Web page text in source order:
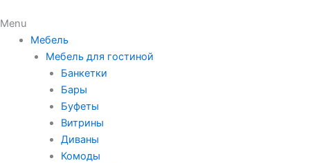
Menu
Мебель
Мебель для гостиной
Банкетки
Бары
Буфеты
Витрины
Диваны
Комоды